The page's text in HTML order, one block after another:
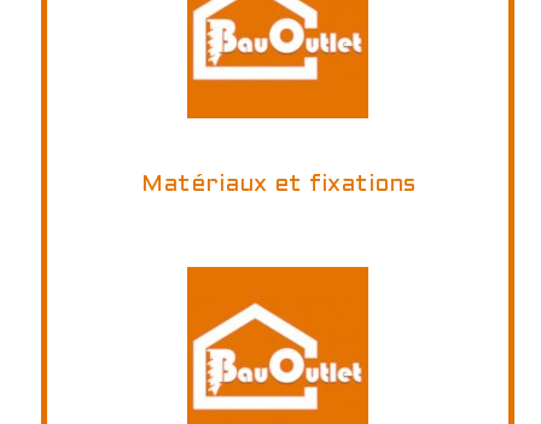
Matériaux et fixations